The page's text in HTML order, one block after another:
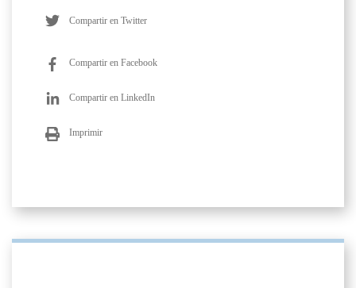
Compartir en Twitter
Compartir en Facebook
Compartir en LinkedIn
Imprimir